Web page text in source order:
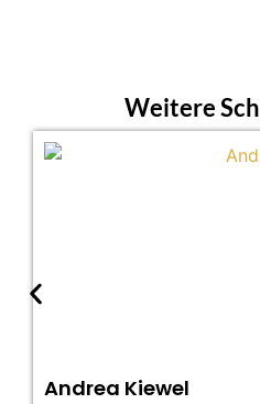
Weitere
Andrea Kiewel